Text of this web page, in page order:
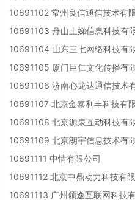
10691102 常州良信通信技术有
10691103 舟山土娣信息科技有
10691104 山东三七网络科技有
10691105 厦门巨仁文化传播有
10691106 济南心龙达通信技术
10691107 北京金泰利丰科技有
10691108 北京源泉互动科技有
10691109 北京朗宇信息技术有
10691111 中情有限公司
10691112 北京中鼎动力科技有
10691113 广州领逸互联网科技